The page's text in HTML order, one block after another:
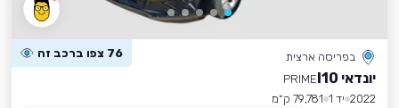
בפריסה ארצית 76 צפו ברכב זה
יונדאי I10
PRIME
2022 יד 1
79,781 ק״מ